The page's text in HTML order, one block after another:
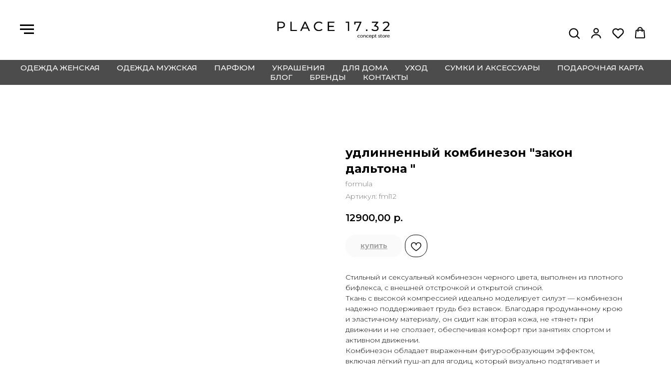
ОДЕЖДА ЖЕНСКАЯ ОДЕЖДА МУЖСКАЯ ПАРФЮМ УКРАШЕНИЯ ДЛЯ ДОМА УХОД СУМКИ И АКСЕССУАРЫ
ПОДАРОЧНАЯ КАРТА
БЛОГ
БРЕНДЫ КОНТАКТЫ
удлинненный комбинезон "закон
дальтона "
formula
Артикул: fml12
12900,00 р.
купить
Стильный и сексуальный комбинезон черного цвета, выполнен из плотного
бифлекса, с внешней отстрочкой и открытой спиной.
Ткань с высокой компрессией идеально моделирует силуэт — комбинезон
надежно поддерживает грудь без вставок. Благодаря продуманному крою
и эластичному материалу, он сидит как вторая кожа, не «тянет» при
движении и не сползает, обеспечивая комфорт при занятиях спортом и
активном движении.
Комбинезон обладает выраженным фигурообразующим эффектом,
включая лёгкий пуш-ап для ягодиц, который визуально подтягивает и